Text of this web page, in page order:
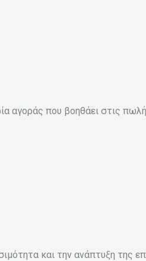
αγοράς που βοηθάει στις
και την ανάπτυξη της